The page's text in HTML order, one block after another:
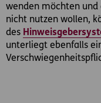
wenden möchten und
nicht nutzen wollen,
des
unterliegt ebenfalls